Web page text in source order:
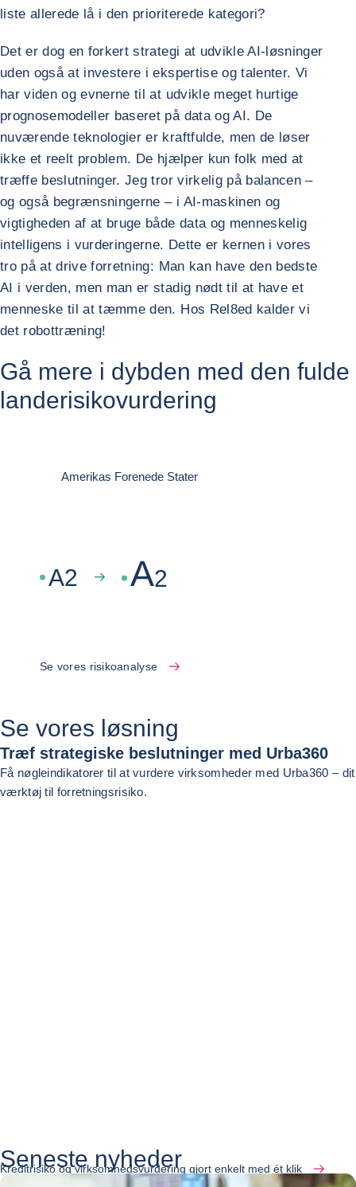
liste allerede lå i den prioriterede kategori?
Det er dog en forkert strategi at udvikle AI-løsninger
uden også at investere i ekspertise og talenter. Vi
har viden og evnerne til at udvikle meget hurtige
prognosemodeller baseret på data og AI. De
nuværende teknologier er kraftfulde, men de løser
ikke et reelt problem. De hjælper kun folk med at
træffe beslutninger. Jeg tror virkelig på balancen –
og også begrænsningerne – i AI-maskinen og
vigtigheden af at bruge både data og menneskelig
intelligens i vurderingerne. Dette er kernen i vores
tro på at drive forretning: Man kan have den bedste
AI i verden, men man er stadig nødt til at have et
menneske til at tæmme den. Hos Rel8ed kalder vi
det robottræning!
Gå mere i dybden med den fulde
landerisikovurdering
Amerikas Forenede Stater
A2 A2
Se vores risikoanalyse
Se vores løsning
Træf strategiske beslutninger med Urba360
Få nøgleindikatorer til at vurdere virksomheder med Urba360 – dit
værktøj til forretningsrisiko.
Kreditrisiko og virksomhedsvurdering gjort enkelt med ét klik
Seneste nyheder